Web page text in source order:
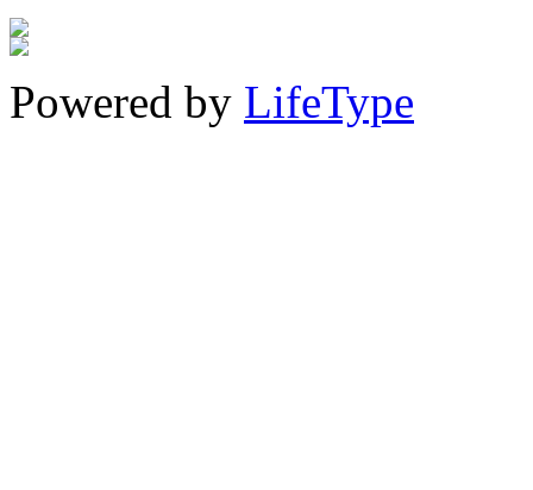
Powered by LifeType